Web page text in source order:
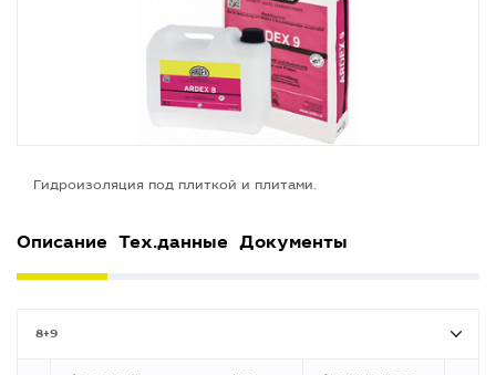
Гидроизоляция под плиткой и плитами.
Описание Тех.данные Документы
8+9